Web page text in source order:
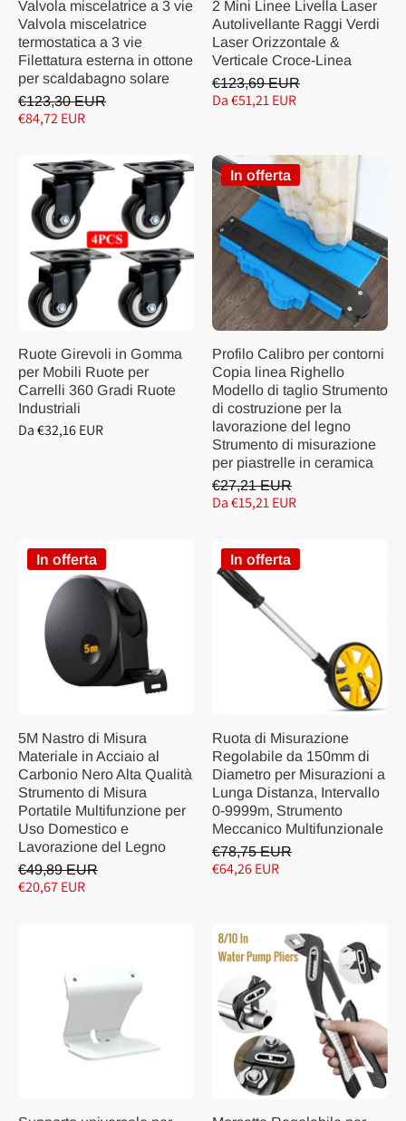
Valvola miscelatrice a 3 vie
Valvola miscelatrice
termostatica a 3 vie
Filettatura esterna in ottone
per scaldabagno solare
€123,30 EUR
€84,72 EUR
2 Mini Linee Livella Laser
Autolivellante Raggi Verdi
Laser Orizzontale &
Verticale Croce-Linea
€123,69 EUR
Da €51,21 EUR
Ruote Girevoli in Gomma
per Mobili Ruote per
Carrelli 360 Gradi Ruote
Industriali
Da €32,16 EUR
In offerta
Profilo Calibro per contorni
Copia linea Righello
Modello di taglio Strumento
di costruzione per la
lavorazione del legno
Strumento di misurazione
per piastrelle in ceramica
€27,21 EUR
Da €15,21 EUR
In offerta
5M Nastro di Misura
Materiale in Acciaio al
Carbonio Nero Alta Qualità
Strumento di Misura
Portatile Multifunzione per
Uso Domestico e
Lavorazione del Legno
€49,89 EUR
€20,67 EUR
In offerta
Ruota di Misurazione
Regolabile da 150mm di
Diametro per Misurazioni a
Lunga Distanza, Intervallo
0-9999m, Strumento
Meccanico Multifunzionale
€78,75 EUR
€64,26 EUR